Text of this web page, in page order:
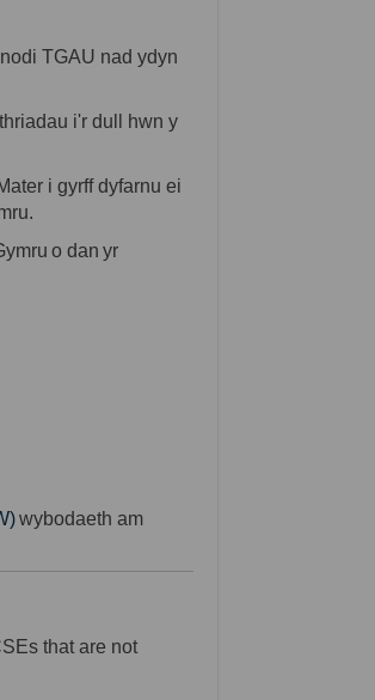
TGAU nad ydyn
i'rdull hwn y
i gyrff dyfarnu ei
.
o dan yr
(External link)
wybodaeth am
that are not